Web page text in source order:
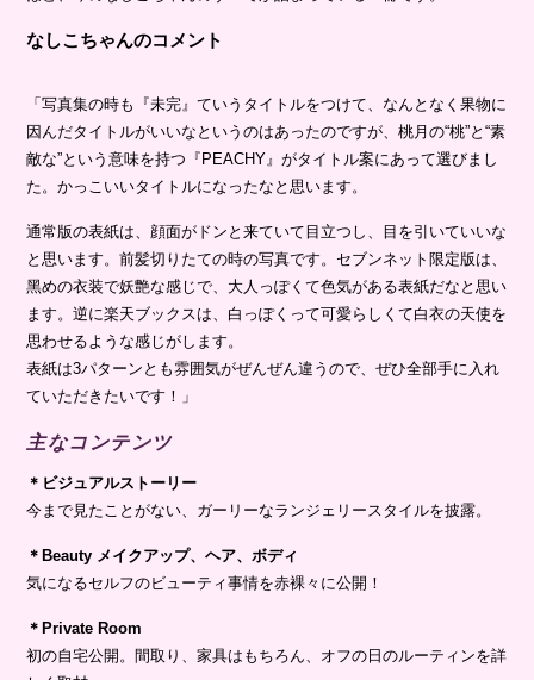
なしこちゃんのコメント
「写真集の時も『未完』ていうタイトルをつけて、なんとなく果物に
因んだタイトルがいいなというのはあったのですが、桃月の“桃”と“素
敵な”という意味を持つ『PEACHY』がタイトル案にあって選びまし
た。かっこいいタイトルになったなと思います。
通常版の表紙は、顔面がドンと来ていて目立つし、目を引いていいな
と思います。前髪切りたての時の写真です。セブンネット限定版は、
黑めの衣装で妖艶な感じで、大人っぽくて色気がある表紙だなと思い
ます。逆に楽天ブックスは、白っぽくって可愛らしくて白衣の天使を
思わせるような感じがします。
表紙は3パターンとも雰囲気がぜんぜん違うので、ぜひ全部手に入れ
ていただきたいです！」
主なコンテンツ
＊ビジュアルストーリー
今まで見たことがない、ガーリーなランジェリースタイルを披露。
＊Beauty メイクアップ、ヘア、ボディ
気になるセルフのビューティ事情を赤裸々に公開！
＊Private Room
初の自宅公開。間取り、家具はもちろん、オフの日のルーティンを詳